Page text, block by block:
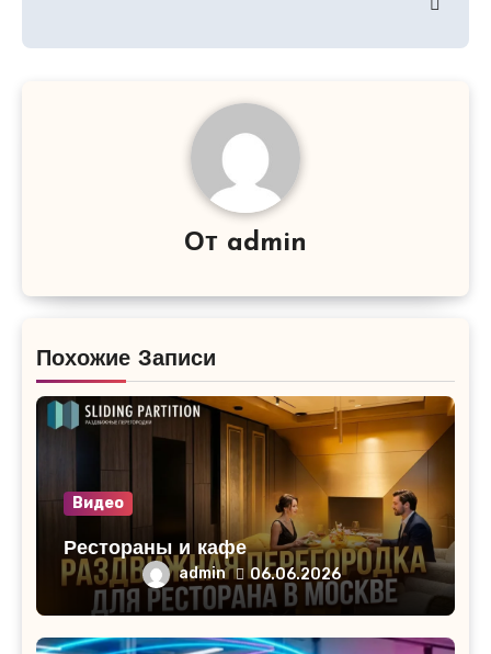
От admin
Похожие Записи
Видео
Рестораны и кафе
admin 06.06.2026